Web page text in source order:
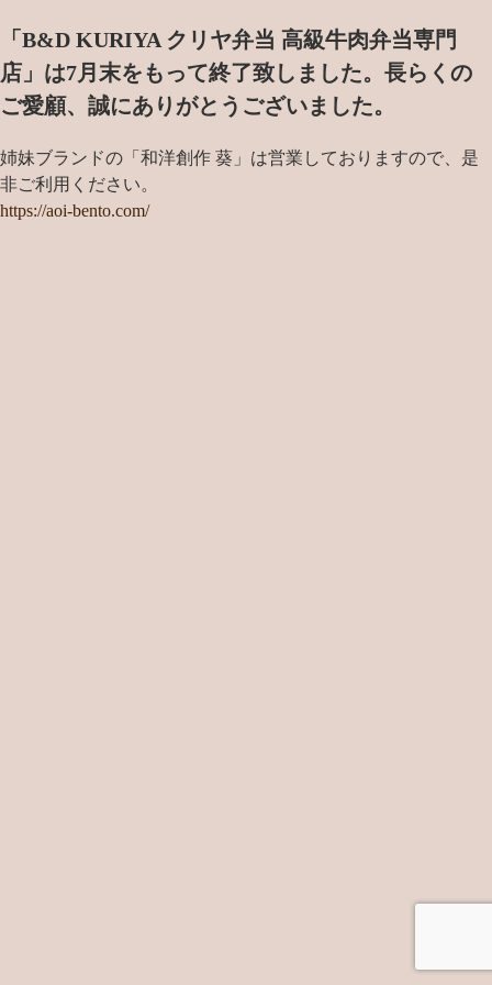
「B&D KURIYA クリヤ弁当 高級牛肉弁当専門
店」は7月末をもって終了致しました。 長らくの
ご愛顧、誠にありがとうございました。
姉妹ブランドの「和洋創作 葵」は営業しておりますので、是
非ご利用ください。
https://aoi-bento.com/